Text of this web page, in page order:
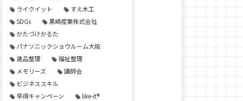
ライクイット
すえ木工
SDGs
黒崎産業株式会社
かたづけかるた
パナソニックショウルーム大阪
遺品整理
福祉整理
メモリーズ
講師会
ビジネススキル
早得キャンペーン
like-it®